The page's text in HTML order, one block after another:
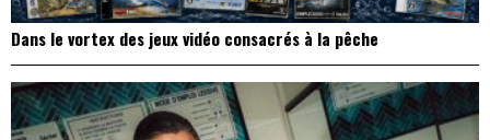
Dans le vortex des jeux vidéo consacrés à la pêche